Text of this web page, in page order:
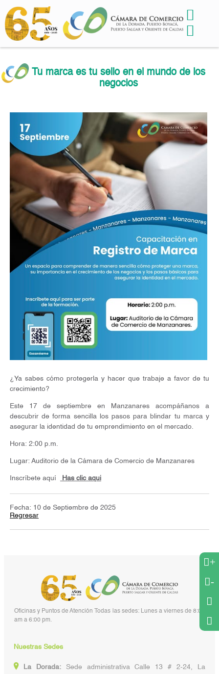
Tu marca es tu sello en el mundo de los
negocios
¿Ya sabes cómo protegerla y hacer que trabaje a favor de tu
crecimiento?
Este 17 de septiembre en Manzanares acompáñanos a
descubrir de forma sencilla los pasos para blindar tu marca y
asegurar la identidad de tu emprendimiento en el mercado.
Hora: 2:00 p.m.
Lugar: Auditorio de la Cámara de Comercio de Manzanares
Inscríbete aquí Has clic aqui
Fecha: 10 de Septiembre de 2025
Regresar
+
-
Oficinas y Puntos de Atención Todas las sedes: Lunes a viernes de 8:00
am a 6:00 pm.
Nuestras Sedes
La Dorada:Sede administrativa Calle 13 # 2-24, La